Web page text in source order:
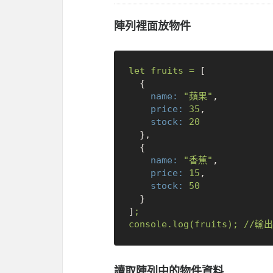
陣列裡面放物件
let fruits = [
name:
"蘋果" ,
price:
35 ,
stock:
20
name:
"香蕉" ,
price:
15 ,
stock:
50
] ;
console.log(fruits);
//輸
讀取陣列中的物件資料